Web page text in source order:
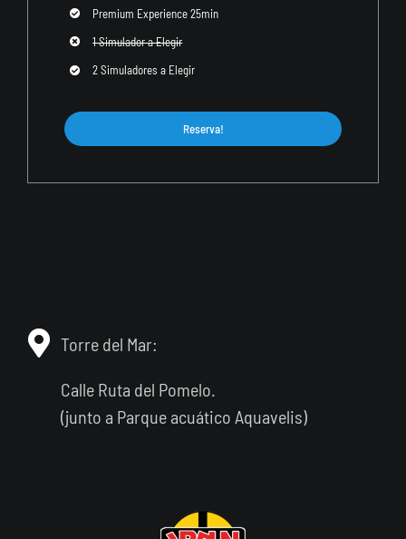
Premium Experience 25min
1 Simulador a Elegir
2 Simuladores a Elegir
Reserva!
Torre del Mar:
Calle Ruta del Pomelo.
(junto a Parque acuático Aquavelis)